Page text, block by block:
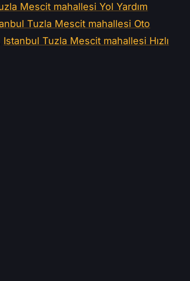
Mescit mahallesi Yol Yardım
Tuzla Mescit mahallesi Oto
Istanbul Tuzla Mescit mahallesi Hızlı